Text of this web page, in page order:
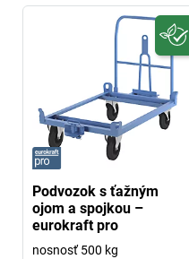
Podvozok s ťažným
ojom a spojkou –
eurokraft pro
nosnosť 500 kg